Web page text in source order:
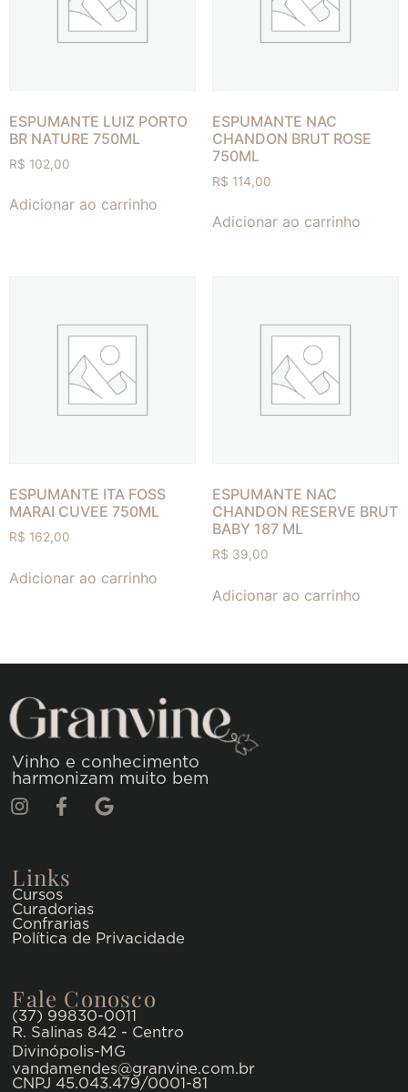
ESPUMANTE LUIZ PORTO
BR NATURE 750ML
R$ 102,00
Adicionar ao carrinho
ESPUMANTE NAC
CHANDON BRUT ROSE
750ML
R$ 114,00
Adicionar ao carrinho
ESPUMANTE ITA FOSS
MARAI CUVEE 750ML
R$ 162,00
Adicionar ao carrinho
ESPUMANTE NAC
CHANDON RESERVE BRUT
BABY 187 ML
R$ 39,00
Adicionar ao carrinho
Vinho e conhecimento
harmonizam muito bem
Links
Cursos
Curadorias
Confrarias
Política de Privacidade
Fale Conosco
(37) 99830-0011
R. Salinas 842 - Centro
Divinópolis-MG
vandamendes@granvine.com.br
CNPJ 45.043.479/0001-81